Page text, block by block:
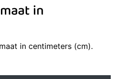
in
in centimeters (cm).